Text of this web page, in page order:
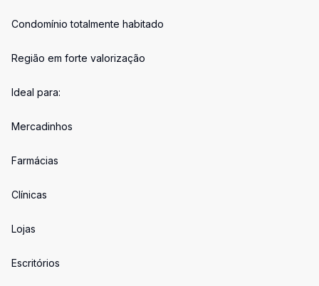
Condomínio totalmente habitado
Região em forte valorização
Ideal para:
Mercadinhos
Farmácias
Clínicas
Lojas
Escritórios